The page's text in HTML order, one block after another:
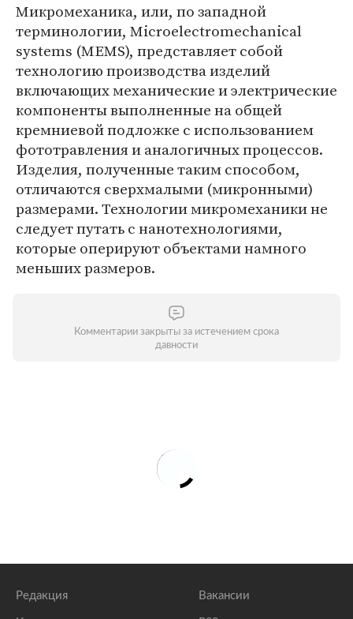
Микромеханика, или, по западной
терминологии, Microelectromechanical
systems (MEMS), представляет собой
технологию производства изделий
включающих механические и электрические
компоненты выполненные на общей
кремниевой подложке с использованием
фототравления и аналогичных процессов.
Изделия, полученные таким способом,
отличаются сверхмалыми (микронными)
размерами. Технологии микромеханики не
следует путать с нанотехнологиями,
которые оперируют объектами намного
меньших размеров.
Комментарии закрыты за истечением срока
давности
Редакция Вакансии